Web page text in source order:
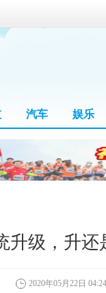
汽车 娱乐
升级，升还
2020年05月22日